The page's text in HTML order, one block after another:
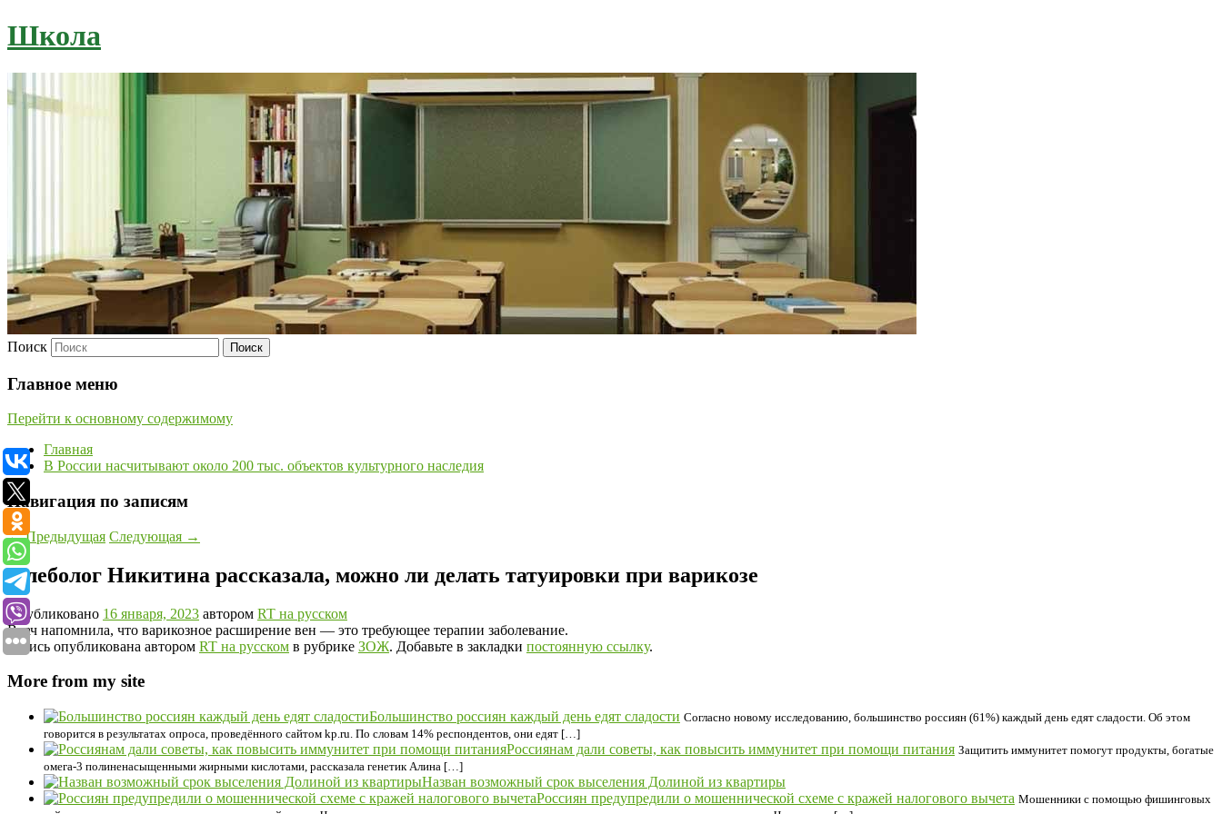
Школа
Поиск
Главное меню
Перейти к основному содержимому
Главная
В России насчитывают около 200 тыс. объектов культурного наследия
Навигация по записям
←Предыдущая Следующая →
Флеболог Никитина рассказала, можно ли делать татуировки при варикозе
Опубликовано 16 января, 2023 автором RT на русском
Врач напомнила, что варикозное расширение вен — это требующее терапии заболевание.
Запись опубликована автором RT на русском в рубрике ЗОЖ. Добавьте в закладки постоянную ссылку.
More from my site
Большинство россиян каждый день едят сладости Согласно новому исследованию, большинство россиян (61%) каждый день едят сладости. Об этом
говорится в результатах опроса, проведённого сайтом kp.ru. По словам 14% респондентов, они едят […]
Россиянам дали советы, как повысить иммунитет при помощи питания Защитить иммунитет помогут продукты, богатые
омега-3 полиненасыщенными жирными кислотами, рассказала генетик Алина […]
Назван возможный срок выселения Долиной из квартиры
Россиян предупредили о мошеннической схеме с кражей налогового вычета Мошенники с помощью фишинговых